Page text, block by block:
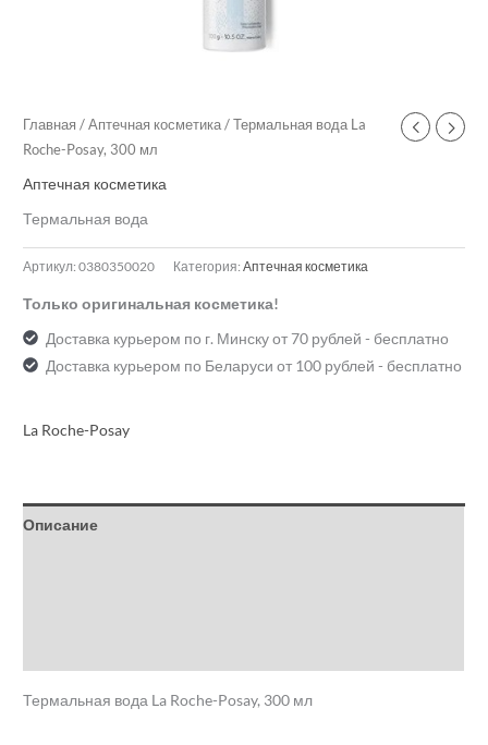
Главная /Аптечная косметика / Термальная вода La
Roche-Posay, 300 мл
Аптечная косметика
Термальная вода
Артикул:0380350020 Категория:Аптечная косметика
Только оригинальная косметика!
Доставка курьером по г. Минску от 70 рублей - бесплатно
Доставка курьером по Беларуси от 100 рублей - бесплатно
La Roche-Posay
Описание
Термальная вода La Roche-Posay, 300 мл